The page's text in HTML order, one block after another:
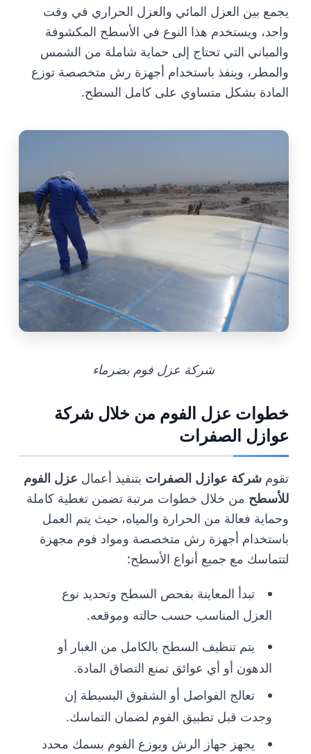
يجمع بين العزل المائي والعزل الحراري في وقت
واحد، ويستخدم هذا النوع في الأسطح المكشوفة
والمباني التي تحتاج إلى حماية شاملة من الشمس
والمطر، وينفذ باستخدام أجهزة رش متخصصة توزع
المادة بشكل متساوي على كامل السطح.
شركة عزل فوم بضرماء
خطوات عزل الفوم من خلال شركة
عوازل الصفرات
تقوم شركة عوازل الصفرات بتنفيذ أعمال عزل الفوم
للأسطح من خلال خطوات مرتبة تضمن تغطية كاملة
وحماية فعالة من الحرارة والمياه، حيث يتم العمل
باستخدام أجهزة رش متخصصة ومواد فوم مجهزة
لتتماسك مع جميع أنواع الأسطح:
تبدأ المعاينة بفحص السطح وتحديد نوع
العزل المناسب حسب حالته وموقعه.
يتم تنظيف السطح بالكامل من الغبار أو
الدهون أو أي عوائق تمنع التصاق المادة.
تعالج الفواصل أو الشقوق البسيطة إن
وجدت قبل تطبيق الفوم لضمان التماسك.
يجهز جهاز الرش ويوزع الفوم بسمك محدد